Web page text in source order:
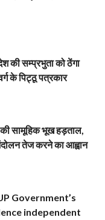
की सम्प्रभुता को ठेंगा
के पिट्ठू पत्रकार
सामूहिक भूख हड़ताल,
तेज करने का आह्वान
Government’s
independent